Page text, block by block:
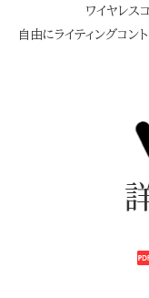
ワイヤレス
自由にライティングコン